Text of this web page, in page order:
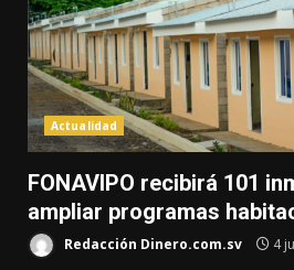
Actualidad
FONAVIPO recibirá 101
ampliar programas
Redacción Dinero.com.sv 4